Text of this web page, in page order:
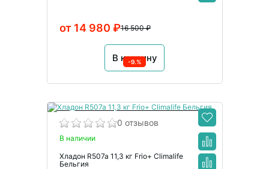
16 500 ₽
от 14 980 ₽
В корзину
-9.%
0 отзывов
В наличии
Хладон R507a 11,3 кг Frio+ Climalife
Бельгия